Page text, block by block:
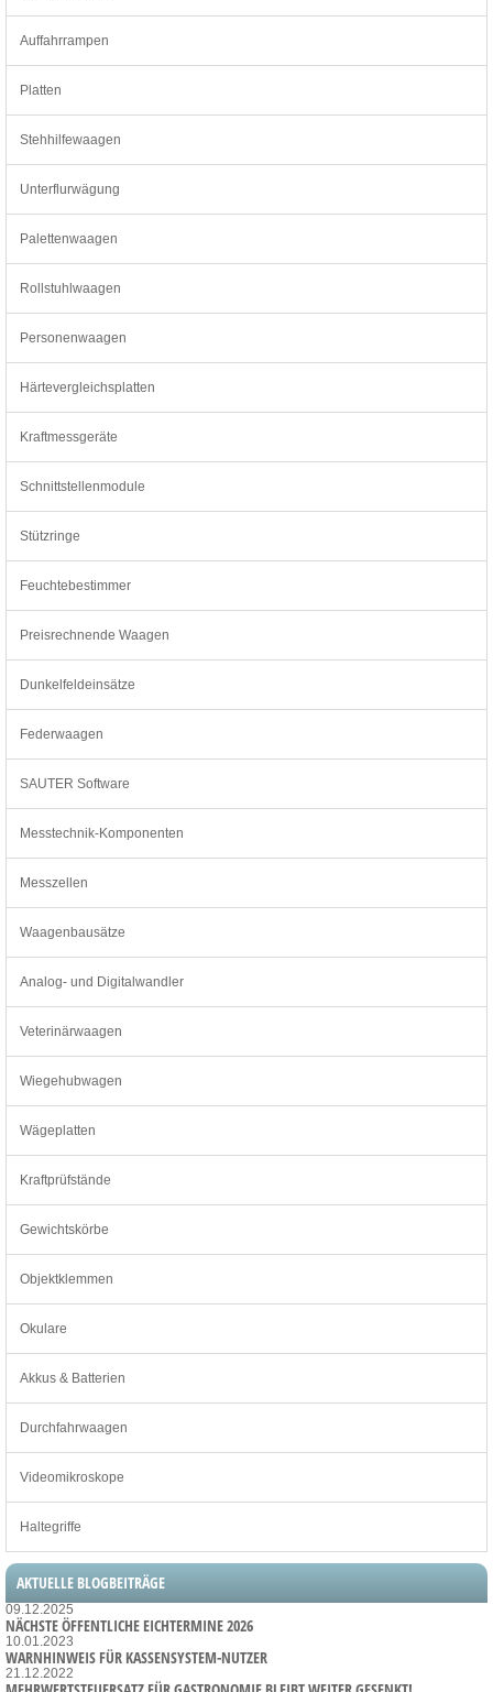
Auffahrrampen
Platten
Stehhilfewaagen
Unterflurwägung
Palettenwaagen
Rollstuhlwaagen
Personenwaagen
Härtevergleichsplatten
Kraftmessgeräte
Schnittstellenmodule
Stützringe
Feuchtebestimmer
Preisrechnende Waagen
Dunkelfeldeinsätze
Federwaagen
SAUTER Software
Messtechnik-Komponenten
Messzellen
Waagenbausätze
Analog- und Digitalwandler
Veterinärwaagen
Wiegehubwagen
Wägeplatten
Kraftprüfstände
Gewichtskörbe
Objektklemmen
Okulare
Akkus & Batterien
Durchfahrwaagen
Videomikroskope
Haltegriffe
AKTUELLE BLOGBEITRÄGE
09.12.2025
NÄCHSTE ÖFFENTLICHE EICHTERMINE 2026
10.01.2023
WARNHINWEIS FÜR KASSENSYSTEM-NUTZER
21.12.2022